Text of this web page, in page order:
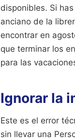
disponibles. Si
anciano de la
encontrar en
que terminar los
para las
Ignorar la
Este es el error
sin llevar una